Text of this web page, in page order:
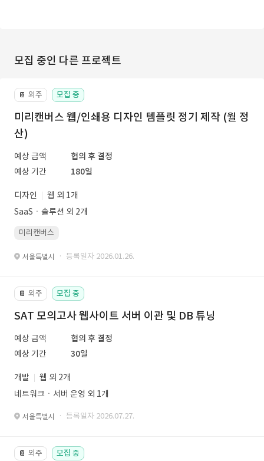
모집 중인 다른 프로젝트
📔 외주 모집 중
미리캔버스 웹/인쇄용 디자인 템플릿 정기 제작 (월 정
산)
예상 금액
협의 후 결정
예상 기간
180일
디자인
웹 외 1개
SaaSㆍ솔루션 외 2개
미리캔버스
서울특별시 · 등록일자 2026.01.26.
📔 외주 모집 중
SAT 모의고사 웹사이트 서버 이관 및 DB 튜닝
예상 금액
협의 후 결정
예상 기간
30일
개발
웹 외 2개
네트워크ㆍ서버 운영 외 1개
서울특별시 · 등록일자 2026.07.27.
📔 외주 모집 중